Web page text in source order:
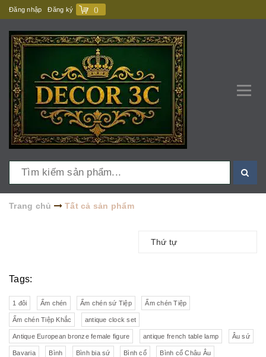
Đăng nhập Đăng ký ()
Trang chủ Tất cả sản phẩm
Thứ tự
Tags:
1 đôi Ấm chén Ấm chén sứ Tiệp Ấm chén Tiệp
Ấm chén Tiệp Khắc antique clock set
Antique European bronze female figure antique french table lamp Âu sứ
Bavaria Bình Bình bia sứ Bình cổ Bình cổ Châu Âu